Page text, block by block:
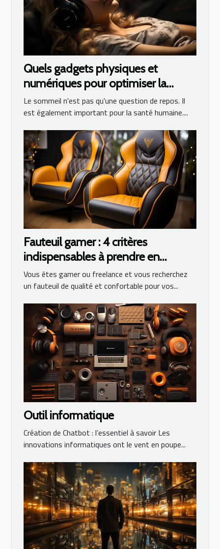
Quels gadgets physiques et
numériques pour optimiser la
qualité de son sommeil ?
Le sommeil n'est pas qu'une question de repos. Il
est également important pour la santé humaine....
Fauteuil gamer : 4 critères
indispensables à prendre en
compte lors de son choix
Vous êtes gamer ou freelance et vous recherchez
un fauteuil de qualité et confortable pour vos...
Outil informatique
Création de Chatbot : l’essentiel à savoir Les
innovations informatiques ont le vent en poupe...